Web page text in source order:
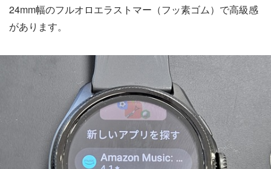
24mm幅のフルオロエラストマー（フッ素ゴム）で高級感
があります。